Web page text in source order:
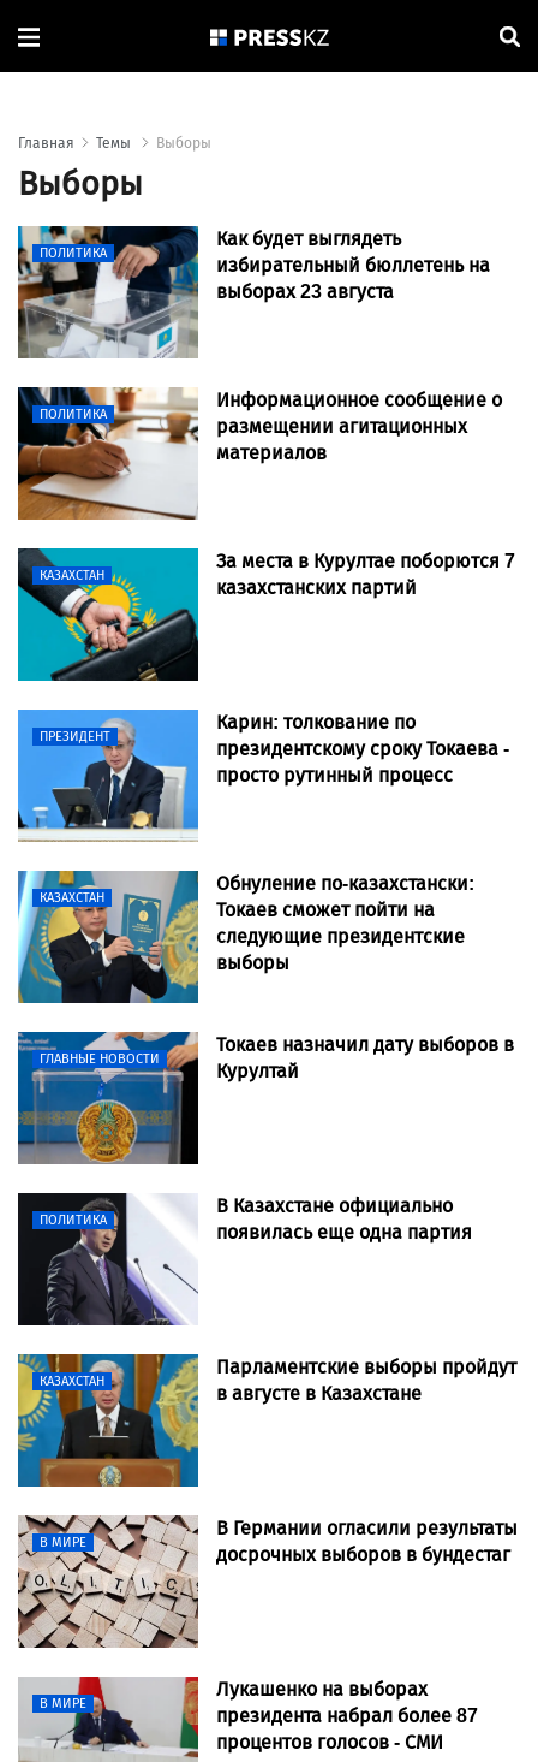
Главная Темы Выборы
Выборы
ПОЛИТИКА
Как будет выглядеть
избирательный бюллетень на
выборах 23 августа
ПОЛИТИКА
Информационное сообщение о
размещении агитационных
материалов
КАЗАХСТАН
За места в Курултае поборются 7
казахстанских партий
ПРЕЗИДЕНТ
Карин: толкование по
президентскому сроку Токаева -
просто рутинный процесс
КАЗАХСТАН
Обнуление по-казахстански:
Токаев сможет пойти на
следующие президентские
выборы
ГЛАВНЫЕ НОВОСТИ
Токаев назначил дату выборов в
Курултай
ПОЛИТИКА
В Казахстане официально
появилась еще одна партия
КАЗАХСТАН
Парламентские выборы пройдут
в августе в Казахстане
В МИРЕ
В Германии огласили результаты
досрочных выборов в бундестаг
В МИРЕ
Лукашенко на выборах
президента набрал более 87
процентов голосов - СМИ